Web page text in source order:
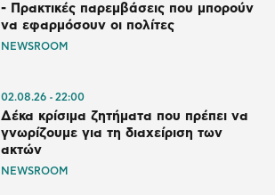
- Πρακτικές παρεμβάσεις που μπορούν
να εφαρμόσουν οι πολίτες
NEWSROOM
02.08.26 22:00
Δέκα κρίσιμα ζητήματα που πρέπει να
γνωρίζουμε για τη διαχείριση των
ακτών
NEWSROOM